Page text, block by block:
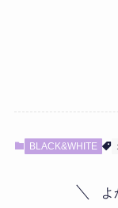
BLACK&WHITE
よ